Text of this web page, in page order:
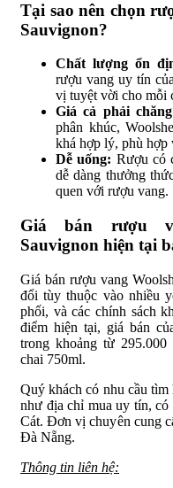
Tại sao nên chọn
Sauvignon?
Chất lượng ổn
rượu vang uy tín
vị tuyệt vời cho mỗi
Giá cả phải
phân khúc,
khá hợp lý, phù hợp
Dễ uống: Rượu có
dễ dàng thưởng
quen với rượu vang.
Giá bán rượu
Sauvignon hiện tại
Giá bán rượu vang
đổi tùy thuộc vào nhiều
phối, và các chính sách
điểm hiện tại, giá bán
trong khoảng từ
chai 750ml.
Quý khách có nhu cầu tìm
như địa chỉ mua uy tín,
Cát. Đơn vị chuyên cung
Đà Nẵng.
Thông tin liên hệ: